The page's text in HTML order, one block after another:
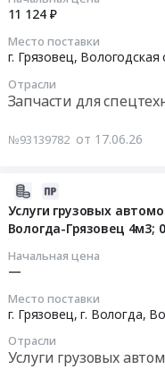
11 124 ₽
Место поставки
г. Грязовец, Вологодская
Отрасли
Запчасти для
№93139782 от 17.06.26
Услуги грузовых
Вологда-Грязовец 4м3;
Начальная цена
—
Место поставки
г. Грязовец, г. Вологда,
Отрасли
Услуги грузовых